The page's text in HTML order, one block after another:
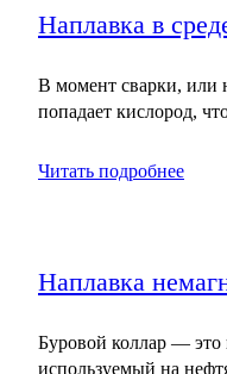
Наплавка в
В момент сварки, или
попадает кислород,
Читать подробнее
Наплавка
Буровой коллар —
используемый на